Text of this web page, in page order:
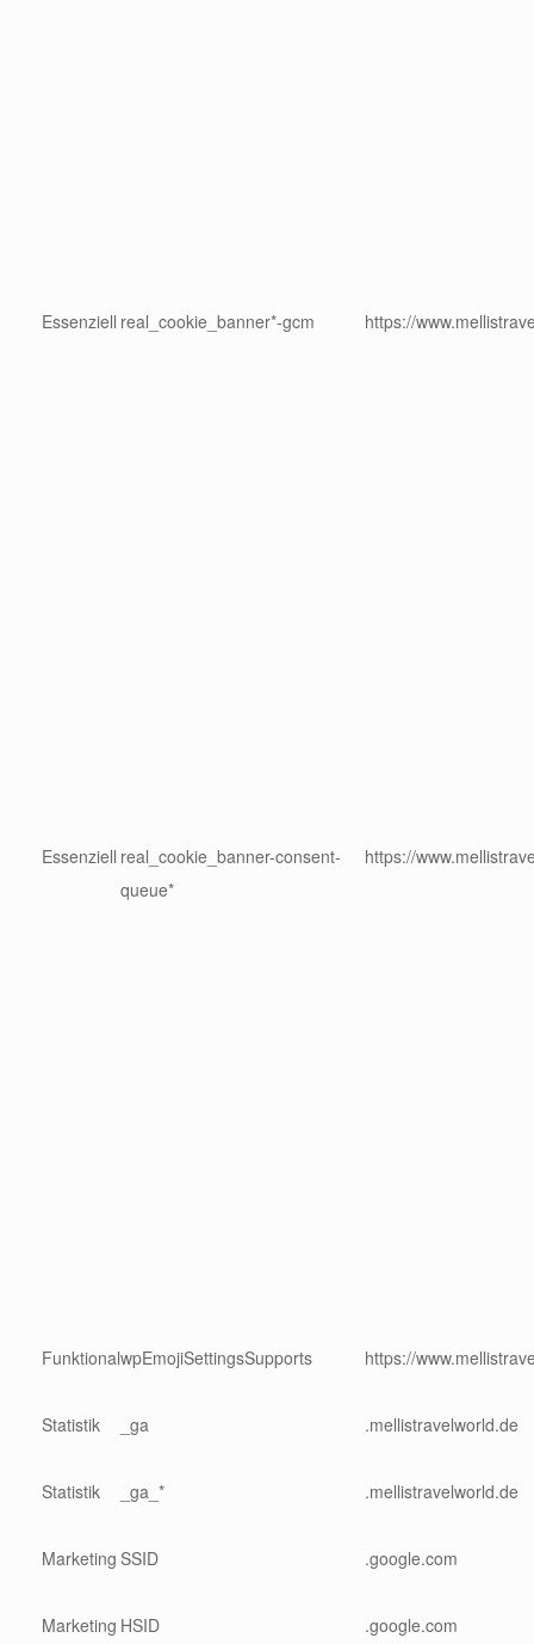
Essenziell real_cookie_banner*-gcm https://
Essenziell real_cookie_banner-consent-
queue*
https://
FunktionalwpEmojiSettingsSupports https://
Statistik _ga .mellistravelworld.de
Statistik _ga_* .mellistravelworld.de
Marketing SSID .google.com
Marketing HSID .google.com